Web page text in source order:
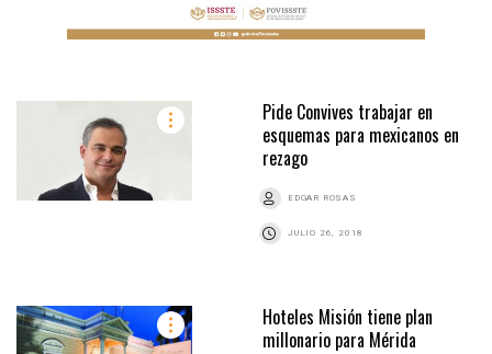
Pide Convives trabajar en
esquemas para mexicanos en
rezago
EDGAR ROSAS
JULIO 26, 2018
Hoteles Misión tiene plan
millonario para Mérida